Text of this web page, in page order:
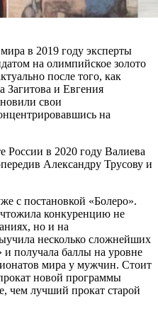
в 2019 году эксперты
на олимпийское золото
после того, как
и Евгения
свои
на
России в 2020 году Валиева
Александру Трусову и
с постановкой «Болеро».
конкуренцию не
но и на
несколько сложнейших
и получала баллы на уровне
мира у мужчин. Стоит
новой программы
чем лучший прокат старой